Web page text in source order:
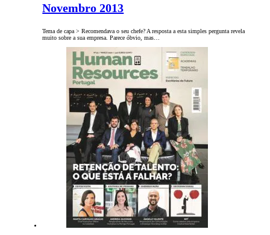
Novembro 2013
Tema de capa > Recomendava o seu chefe? A resposta a esta simples pergunta revela
muito sobre a sua empresa. Parece óbvio, mas…